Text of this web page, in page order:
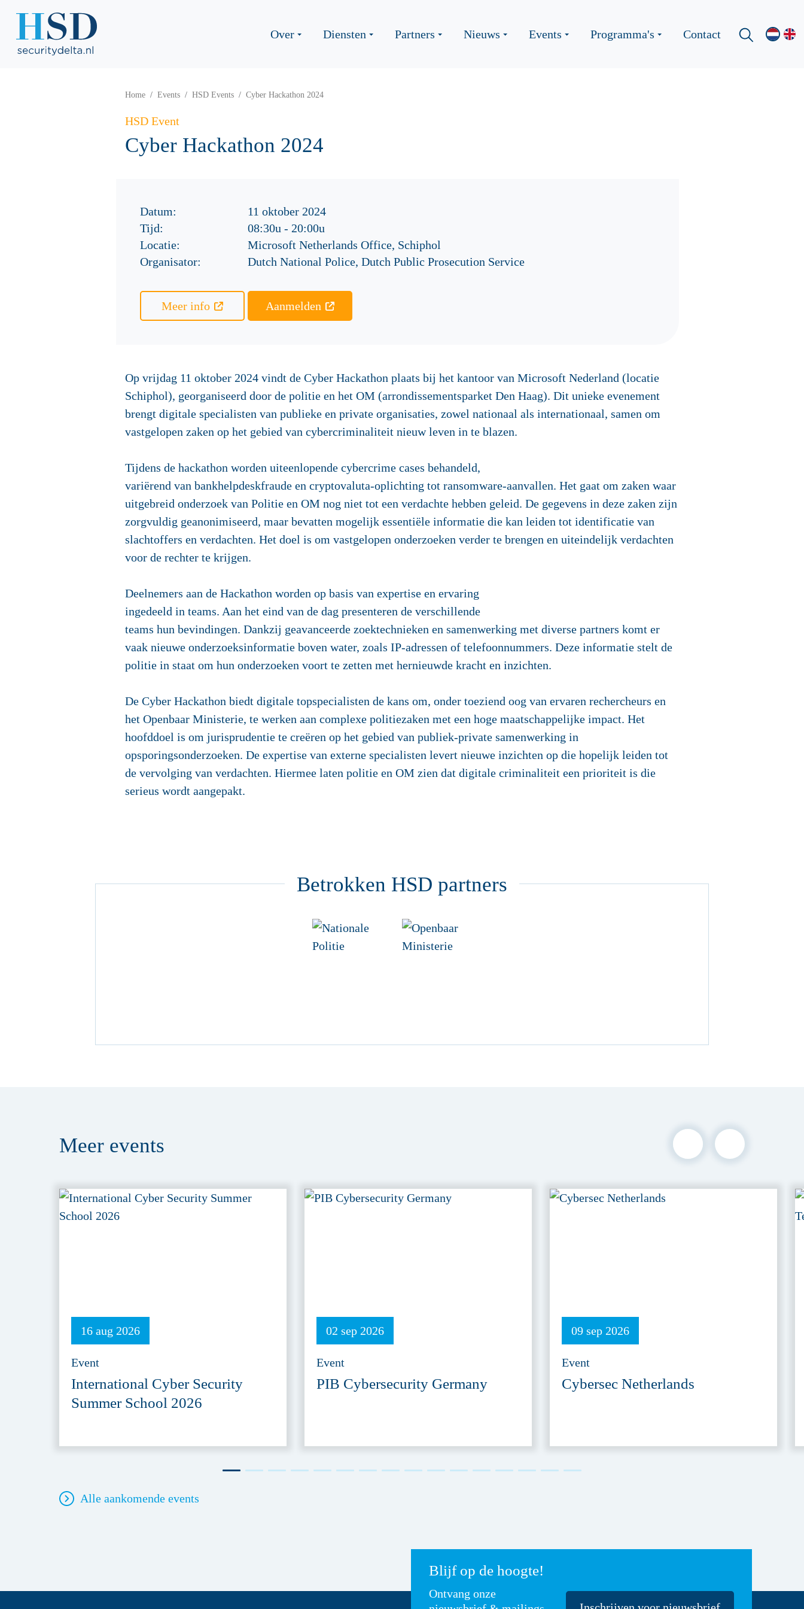
Over Diensten Partners Nieuws Events Programma's Contact
Home Events HSD Events Cyber Hackathon 2024
HSD Event
Cyber Hackathon 2024
Datum:
11 oktober 2024
Tijd:
08:30u - 20:00u
Locatie:
Microsoft Netherlands Office, Schiphol
Organisator:
Dutch National Police, Dutch Public Prosecution Service
Meer info Aanmelden
Op vrijdag 11 oktober 2024 vindt de Cyber Hackathon plaats bij het kantoor van Microsoft Nederland (locatie
Schiphol), georganiseerd door de politie en het OM (arrondissementsparket Den Haag). Dit unieke evenement
brengt digitale specialisten van publieke en private organisaties, zowel nationaal als internationaal, samen om
vastgelopen zaken op het gebied van cybercriminaliteit nieuw leven in te blazen.
Tijdens de hackathon worden uiteenlopende cybercrime cases behandeld,
variërend van bankhelpdeskfraude en cryptovaluta-oplichting tot ransomware-aanvallen. Het gaat om zaken waar
uitgebreid onderzoek van Politie en OM nog niet tot een verdachte hebben geleid. De gegevens in deze zaken zijn
zorgvuldig geanonimiseerd, maar bevatten mogelijk essentiële informatie die kan leiden tot identificatie van
slachtoffers en verdachten. Het doel is om vastgelopen onderzoeken verder te brengen en uiteindelijk verdachten
voor de rechter te krijgen.
Deelnemers aan de Hackathon worden op basis van expertise en ervaring
ingedeeld in teams. Aan het eind van de dag presenteren de verschillende
teams hun bevindingen. Dankzij geavanceerde zoektechnieken en samenwerking met diverse partners komt er
vaak nieuwe onderzoeksinformatie boven water, zoals IP-adressen of telefoonnummers. Deze informatie stelt de
politie in staat om hun onderzoeken voort te zetten met hernieuwde kracht en inzichten.
De Cyber Hackathon biedt digitale topspecialisten de kans om, onder toeziend oog van ervaren rechercheurs en
het Openbaar Ministerie, te werken aan complexe politiezaken met een hoge maatschappelijke impact. Het
hoofddoel is om jurisprudentie te creëren op het gebied van publiek-private samenwerking in
opsporingsonderzoeken. De expertise van externe specialisten levert nieuwe inzichten op die hopelijk leiden tot
de vervolging van verdachten. Hiermee laten politie en OM zien dat digitale criminaliteit een prioriteit is die
serieus wordt aangepakt.
Betrokken HSD partners
Meer events
16 aug 2026
Event
International Cyber Security
Summer School 2026
02 sep 2026
Event
PIB Cybersecurity Germany
09 sep 2026
Event
Cybersec Netherlands
Alle aankomende events
Blijf op de hoogte!
Ontvang onze